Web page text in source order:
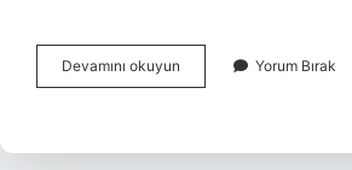
Devamını okuyun
10
Ne
Yorum Bırak